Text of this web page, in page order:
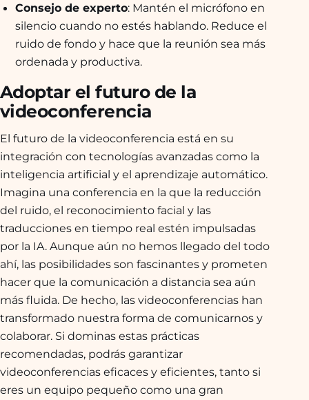
Consejo de experto: Mantén el micrófono en
silencio cuando no estés hablando. Reduce el
ruido de fondo y hace que la reunión sea más
ordenada y productiva.
Adoptar el futuro de la
videoconferencia
El futuro de la videoconferencia está en su
integración con tecnologías avanzadas como la
inteligencia artificial y el aprendizaje automático.
Imagina una conferencia en la que la reducción
del ruido, el reconocimiento facial y las
traducciones en tiempo real estén impulsadas
por la IA. Aunque aún no hemos llegado del todo
ahí, las posibilidades son fascinantes y prometen
hacer que la comunicación a distancia sea aún
más fluida. De hecho, las videoconferencias han
transformado nuestra forma de comunicarnos y
colaborar. Si dominas estas prácticas
recomendadas, podrás garantizar
videoconferencias eficaces y eficientes, tanto si
eres un equipo pequeño como una gran